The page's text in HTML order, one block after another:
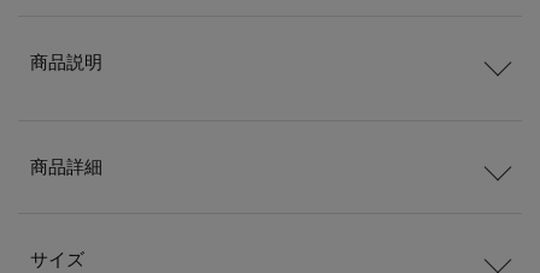
商品説明
商品詳細
サイズ